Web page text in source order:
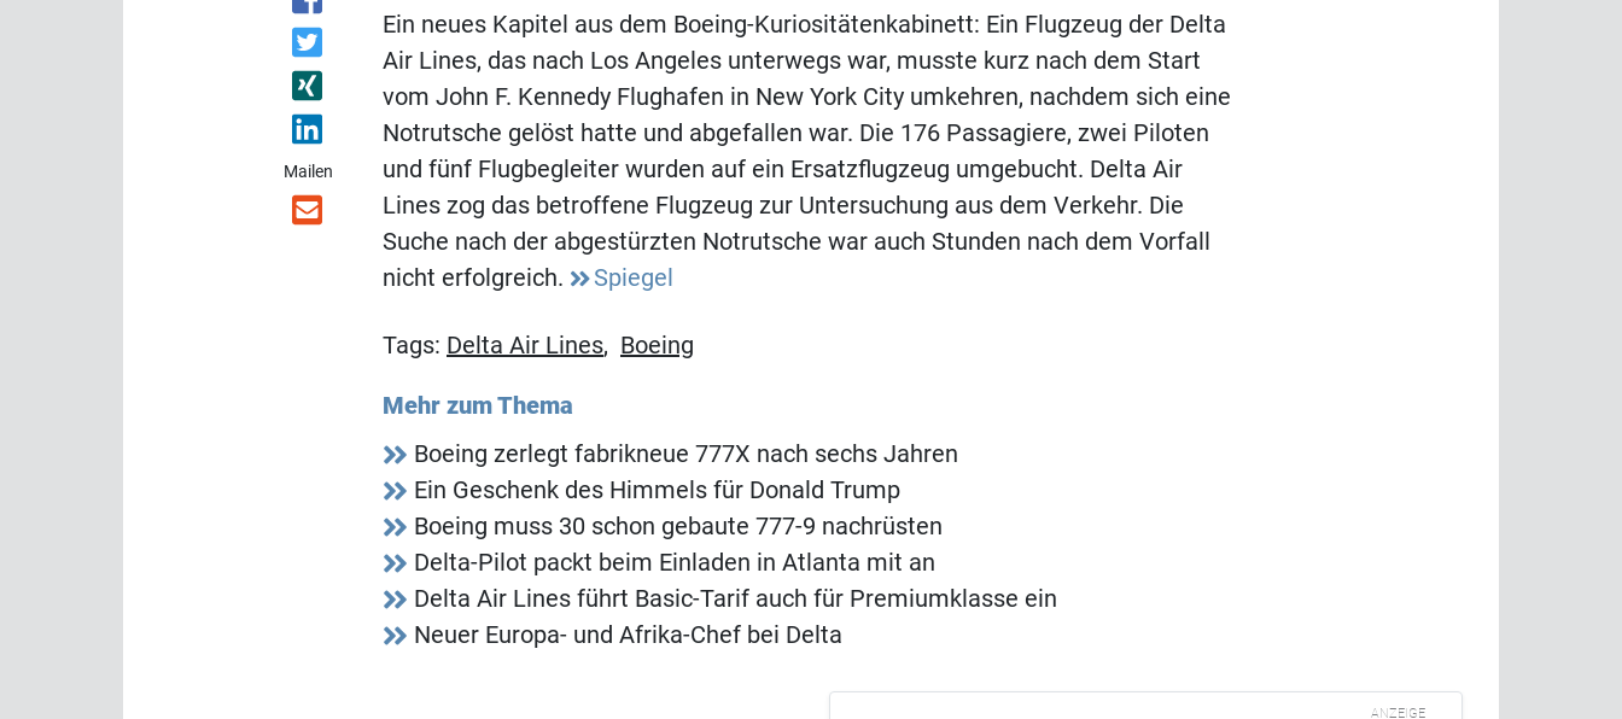
Mailen
Ein neues Kapitel aus dem Boeing-Kuriositätenkabinett: Ein Flugzeug der Delta
Air Lines, das nach Los Angeles unterwegs war, musste kurz nach dem Start
vom John F. Kennedy Flughafen in New York City umkehren, nachdem sich eine
Notrutsche gelöst hatte und abgefallen war. Die 176 Passagiere, zwei Piloten
und fünf Flugbegleiter wurden auf ein Ersatzflugzeug umgebucht. Delta Air
Lines zog das betroffene Flugzeug zur Untersuchung aus dem Verkehr. Die
Suche nach der abgestürzten Notrutsche war auch Stunden nach dem Vorfall
nicht erfolgreich.
Spiegel
Tags: Delta Air Lines, Boeing
Mehr zum Thema
Boeing zerlegt fabrikneue 777X nach sechs Jahren
Ein Geschenk des Himmels für Donald Trump
Boeing muss 30 schon gebaute 777-9 nachrüsten
Delta-Pilot packt beim Einladen in Atlanta mit an
Delta Air Lines führt Basic-Tarif auch für Premiumklasse ein
Neuer Europa- und Afrika-Chef bei Delta
ANZEIGE